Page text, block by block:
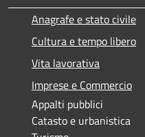
Anagrafe e stato civile
Cultura e tempo libero
Vita lavorativa
Imprese e Commercio
Appalti pubblici
Catasto e urbanistica